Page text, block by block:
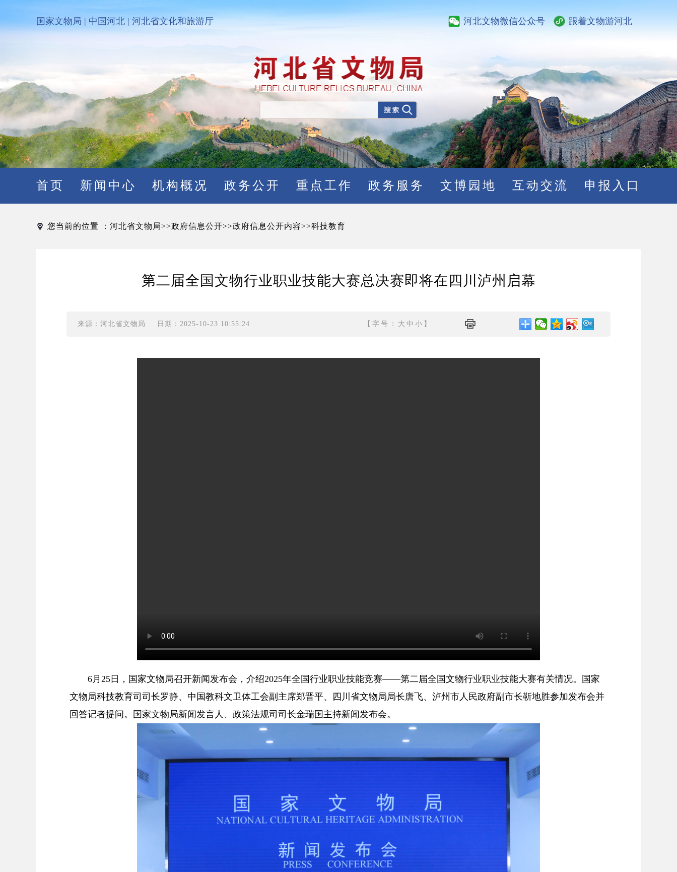
国家文物局 | 中国河北|河北省文化和旅游厅 河北文物微信公众号 跟着文物游河北
首页 新闻中心 机构概况 政务公开 重点工作 政务服务 文博园地 互动交流 申报入口
您当前的位置 ： 河北省文物局>>政府信息公开>>政府信息公开内容>>科技教育
第二届全国文物行业职业技能大赛总决赛即将在四川泸州启幕
来源：河北省文物局 日期：2025-10-23 10:55:24 【字号： 大 中 小 】
6月25日，国家文物局召开新闻发布会，介绍2025年全国行业职业技能竞赛——第二届全国文物行业职业技能大赛有关情况。国家
文物局科技教育司司长罗静、中国教科文卫体工会副主席郑晋平、四川省文物局局长唐飞、泸州市人民政府副市长靳地胜参加发布会并
回答记者提问。国家文物局新闻发言人、政策法规司司长金瑞国主持新闻发布会。